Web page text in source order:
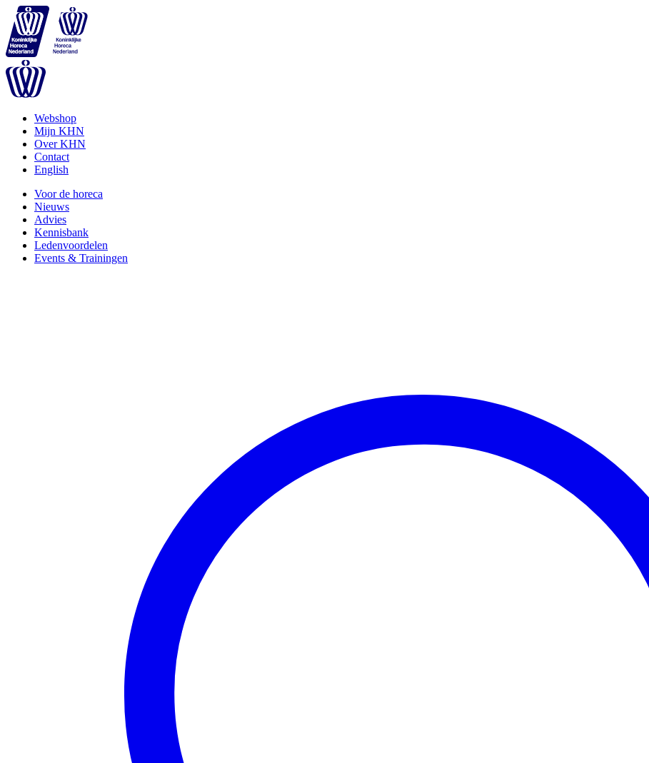
Webshop
Mijn KHN
Over KHN
Contact
English
Voor de horeca
Nieuws
Advies
Kennisbank
Ledenvoordelen
Events & Trainingen